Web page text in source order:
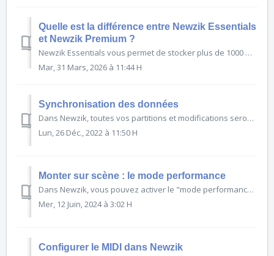
Quelle est la différence entre Newzik Essentials
et Newzik Premium ?
Newzik Essentials vous permet de stocker plus de 1000 morceaux sur le Cloud Newzik. Vous pouvez alors retrouver vos partitions sur tous vos appareils connectés à Newzik et utiliser notre plateform...
Mar, 31 Mars, 2026 à 11:44 H
Synchronisation des données
Dans Newzik, toutes vos partitions et modifications seront sauvegardées en toute sécurité dans le "nuage" et accessibles de partout, tant que votre appareil est connecté à un réseau Inte...
Lun, 26 Déc., 2022 à 11:50 H
Monter sur scène : le mode performance
Dans Newzik, vous pouvez activer le "mode performance" pour éviter toute manipulation indésirable et assurer une performance fluide et ininterrompue. Ce mode peut être activé à part...
Mer, 12 Juin, 2024 à 3:02 H
Configurer le MIDI dans Newzik